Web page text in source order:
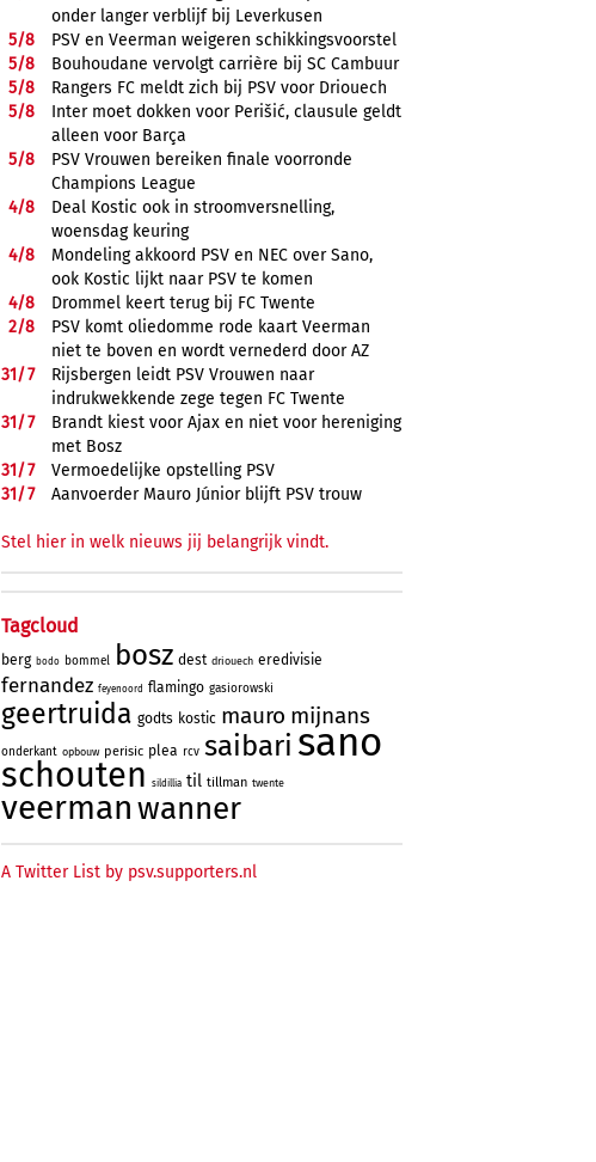
onder langer verblijf bij Leverkusen
5/8
PSV en Veerman weigeren schikkingsvoorstel
5/8
Bouhoudane vervolgt carrière bij SC Cambuur
5/8
Rangers FC meldt zich bij PSV voor Driouech
5/8
Inter moet dokken voor Perišić, clausule geldt
alleen voor Barça
5/8
PSV Vrouwen bereiken finale voorronde
Champions League
4/8
Deal Kostic ook in stroomversnelling,
woensdag keuring
4/8
Mondeling akkoord PSV en NEC over Sano,
ook Kostic lijkt naar PSV te komen
4/8
Drommel keert terug bij FC Twente
2/8
PSV komt oliedomme rode kaart Veerman
niet te boven en wordt vernederd door AZ
31/7
Rijsbergen leidt PSV Vrouwen naar
indrukwekkende zege tegen FC Twente
31/7
Brandt kiest voor Ajax en niet voor hereniging
met Bosz
31/7
Vermoedelijke opstelling PSV
31/7 Aanvoerder Mauro Júnior blijft PSV trouw
Stel hier in welk nieuws jij belangrijk vindt.
Tagcloud
berg bodo bommel bosz dest driouech eredivisie
fernandez feyenoord flamingo gasiorowski
geertruida godts kostic mauro mijnans
onderkant opbouw perisic plea rcv saibari sano
schouten sildillia til tillman twente
veermanwanner
A Twitter List by psv.supporters.nl